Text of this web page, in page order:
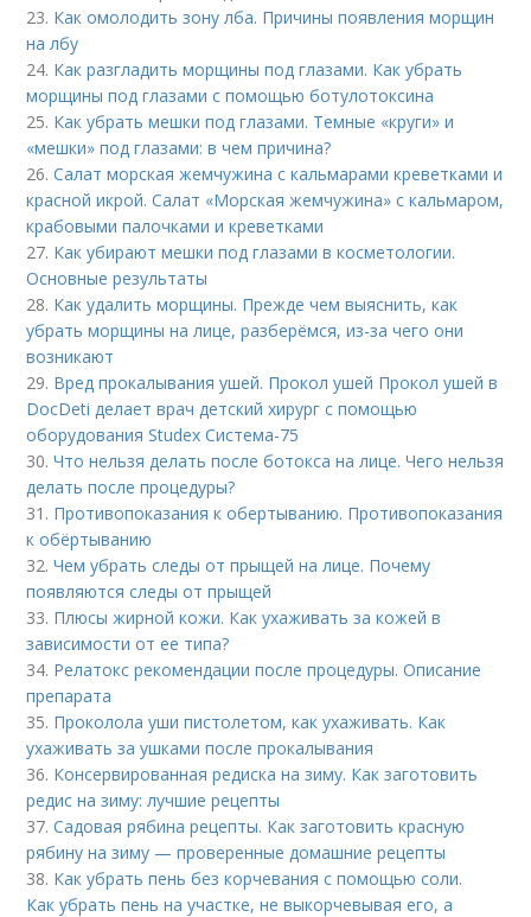
23. Как омолодить зону лба. Причины появления морщин
на лбу
24. Как разгладить морщины под глазами. Как убрать
морщины под глазами с помощью ботулотоксина
25. Как убрать мешки под глазами. Темные «круги» и
«мешки» под глазами: в чем причина?
26.Салат морская жемчужина с кальмарами креветками и
красной икрой. Салат «Морская жемчужина» с кальмаром,
крабовыми палочками и креветками
27. Как убирают мешки под глазами в косметологии.
Основные результаты
28. Как удалить морщины. Прежде чем выяснить, как
убрать морщины на лице, разберёмся, из-за чего они
возникают
29. Вред прокалывания ушей. Прокол ушей Прокол ушей в
DocDeti делает врач детский хирург с помощью
оборудования Studex Система-75
30.Что нельзя делать после ботокса на лице. Чего нельзя
делать после процедуры?
31. Противопоказания к обертыванию. Противопоказания
к обёртыванию
32.Чем убрать следы от прыщей на лице. Почему
появляются следы от прыщей
33. Плюсы жирной кожи. Как ухаживать за кожей в
зависимости от ее типа?
34. Релатокс рекомендации после процедуры. Описание
препарата
35. Проколола уши пистолетом, как ухаживать. Как
ухаживать за ушками после прокалывания
36. Консервированная редиска на зиму. Как заготовить
редис на зиму: лучшие рецепты
37.Садовая рябина рецепты. Как заготовить красную
рябину на зиму — проверенные домашние рецепты
38. Как убрать пень без корчевания с помощью соли.
Как убрать пень на участке, не выкорчевывая его, а